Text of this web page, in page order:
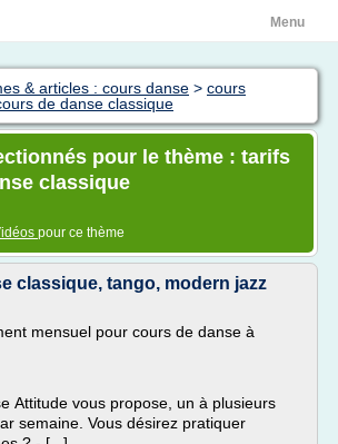
Menu
& articles : cours danse > cours
de danse classique
pour le thème : tarifs
classique
pour ce thème
classique, tango, modern jazz
mensuel pour cours de danse à
Attitude vous propose, un à plusieurs
semaine. Vous désirez pratiquer